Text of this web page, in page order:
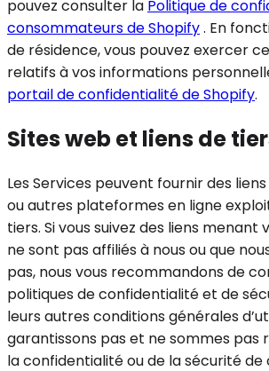
pouvez consulter la Politique de
consommateurs de Shopify. En
de résidence, vous pouvez exercer
relatifs à vos informations
portail de confidentialité de Shopify.
Sites web et liens de
Les Services peuvent fournir des
ou autres plateformes en ligne
tiers. Si vous suivez des liens menant
ne sont pas affiliés à nous ou que
pas, nous vous recommandons de
politiques de confidentialité et de
leurs autres conditions générales
garantissons pas et ne sommes pas
la confidentialité ou de la sécurité de